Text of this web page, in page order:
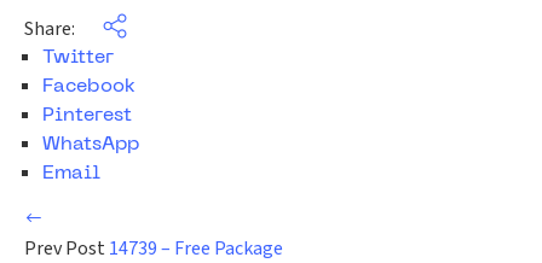
Share:
Twitter
Facebook
Pinterest
WhatsApp
Email
Prev Post 14739 – Free Package